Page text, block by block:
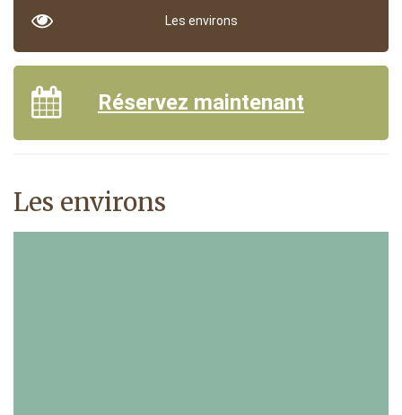
Les environs
Réservez maintenant
Les environs